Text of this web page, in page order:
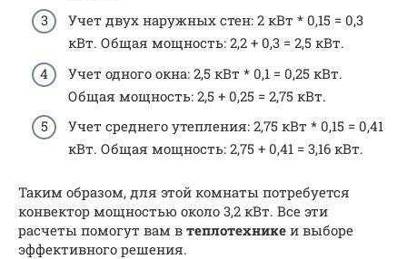
Учет двух наружных стен: 2 кВт * 0,15 = 0,3
кВт. Общая мощность: 2,2 + 0,3 = 2,5 кВт.
Учет одного окна: 2,5 кВт * 0,1 = 0,25 кВт.
Общая мощность: 2,5 + 0,25 = 2,75 кВт.
Учет среднего утепления: 2,75 кВт * 0,15 = 0,41
кВт. Общая мощность: 2,75 + 0,41 = 3,16 кВт.
Таким образом, для этой комнаты потребуется
конвектор мощностью около 3,2 кВт. Все эти
расчеты помогут вам в теплотехнике и выборе
эффективного решения.